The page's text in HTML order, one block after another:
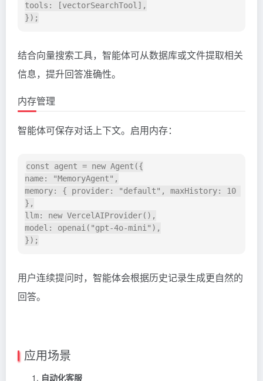
tools: [vectorSearchTool],
结合向量搜索工具，智能体可从数据库或文件提取相关
信息，提升回答准确性。
内存管理
智能体可保存对话上下文。启用内存：
const agent = new Agent({
name: "MemoryAgent",
memory: { provider: "default", maxHistory: 10
},
llm: new VercelAIProvider(),
model: openai("gpt-4o-mini"),
用户连续提问时，智能体会根据历史记录生成更自然的
回答。
应用场景
自动化客服